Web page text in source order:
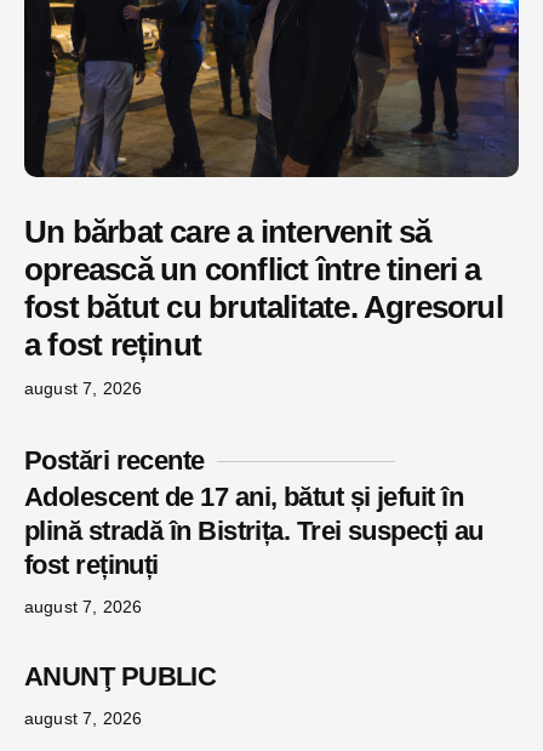
Un bărbat care a intervenit să
oprească un conflict între tineri a
fost bătut cu brutalitate. Agresorul
a fost reținut
august 7, 2026
Postări recente
Adolescent de 17 ani, bătut și jefuit în
plină stradă în Bistrița. Trei suspecți au
fost reținuți
august 7, 2026
ANUNŢ PUBLIC
august 7, 2026